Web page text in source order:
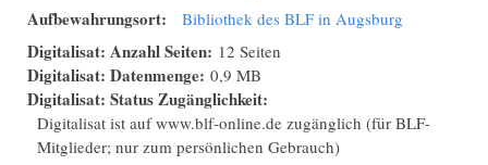
Aufbewahrungsort: Bibliothek des BLF in Augsburg
Digitalisat: Anzahl Seiten: 12 Seiten
Digitalisat: Datenmenge: 0,9 MB
Digitalisat: Status Zugänglichkeit:
Digitalisat ist auf www.blf-online.de zugänglich (für BLF-
Mitglieder; nur zum persönlichen Gebrauch)